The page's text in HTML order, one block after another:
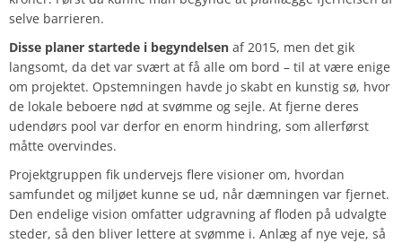
selve barrieren.
Disse planer startede i begyndelsen af 2015, men det gik
langsomt, da det var svært at få alle om bord – til at være enige
om projektet. Opstemningen havde jo skabt en kunstig sø, hvor
de lokale beboere nød at svømme og sejle. At fjerne deres
udendørs pool var derfor en enorm hindring, som allerførst
måtte overvindes.
Projektgruppen fik undervejs flere visioner om, hvordan
samfundet og miljøet kunne se ud, når dæmningen var fjernet.
Den endelige vision omfatter udgravning af floden på udvalgte
steder, så den bliver lettere at svømme i. Anlæg af nye veje, så